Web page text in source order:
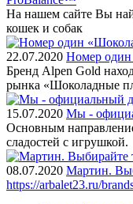
На нашем сайте Вы
кошек и собак
22.07.2020 Номер
Бренд Alpen Gold
рынка «Шоколадные
15.07.2020 Мы -
Основным
сладостей с игрушкой.
08.07.2020 Мартин.
https://arbalet23.ru/